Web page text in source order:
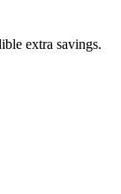
extra savings.